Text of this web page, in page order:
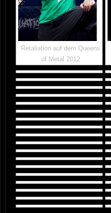
Retaliation auf dem Queens
of Metal 2012